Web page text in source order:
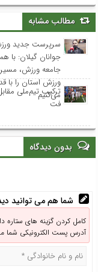
مطالب مشابه
سرپرست جدید
جوانان گیلان: با
جامعه ورزش،
ورزش استان را با
می‌کنیم
ترکیب تیم‌ملی
فت
بدون دیدگاه
شما هم می توانید
کامل کردن گزینه های ستاره
آدرس پست الکترونیکی شما